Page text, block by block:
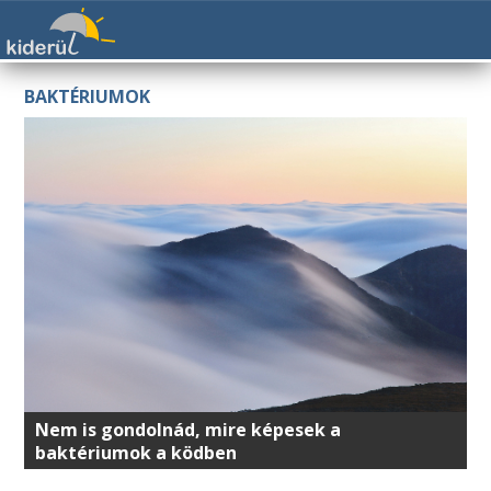
BAKTÉRIUMOK
Nem is gondolnád, mire képesek a
baktériumok a ködben